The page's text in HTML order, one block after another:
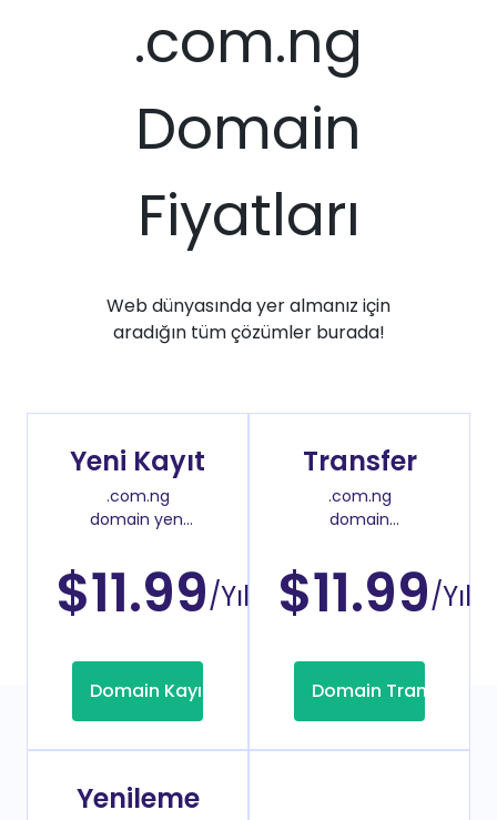
.com.ng
Domain
Fiyatları
Web dünyasında yer almanız için
aradığın tüm çözümler burada!
Yeni Kayıt
.com.ng
domain yeni
$11.99/Yıl
Domain Kayıt
Transfer
.com.ng
domain
$11.99/Yıl
Domain Transfer
Yenileme